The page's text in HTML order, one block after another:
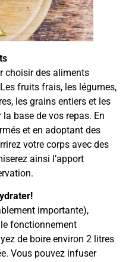
choisir des aliments
fruits frais, les légumes,
les grains entiers et les
base de vos repas. En
et en adoptant des
votre corps avec des
ainsi l’apport
importante),
fonctionnement
de boire environ 2 litres
Vous pouvez infuser